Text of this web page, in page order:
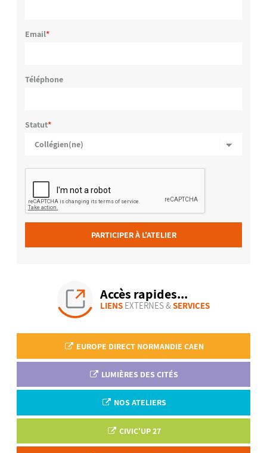
Accès rapides...
LIENSEXTERNES &SERVICES
EUROPE DIRECT NORMANDIE CAEN
LUMIÈRES DES CITÉS
NOS ATELIERS
CIVIC'UP 27
Email
Téléphone
Statut
PARTICIPER À L'ATELIER